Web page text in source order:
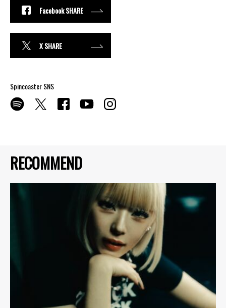
RECOMMEND
Facebook SHARE
X SHARE
Spincoaster SNS